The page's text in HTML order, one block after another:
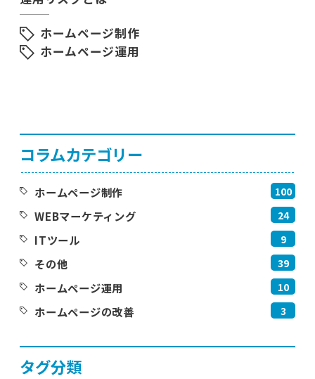
ホームページ制作
ホームページ運用
コラムカテゴリー
ホームページ制作 100
WEBマーケティング 24
ITツール 9
その他 39
ホームページ運用 10
ホームページの改善 3
タグ分類